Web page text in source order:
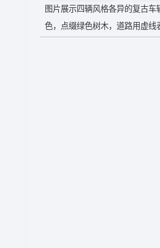
图片展示四辆风格各异的复古
色，点缀绿色树木，道路用虚线